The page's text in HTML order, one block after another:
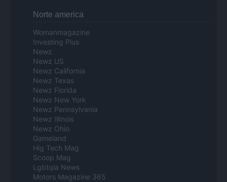
Norte america
Womanmagazine
Investing Plus
Newz
Newz US
Newz California
Newz Texas
Newz Florida
Newz New York
Newz Pennsylvania
Newz Illinois
Newz Ohio
Gameland
Hig Tech Mag
Scoop Mag
Lgbtqia News
Motors Magazine 365